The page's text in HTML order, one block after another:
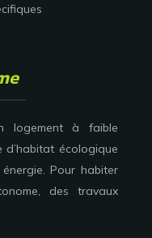
logement à faible
d’habitat écologique
Pour habiter
des travaux